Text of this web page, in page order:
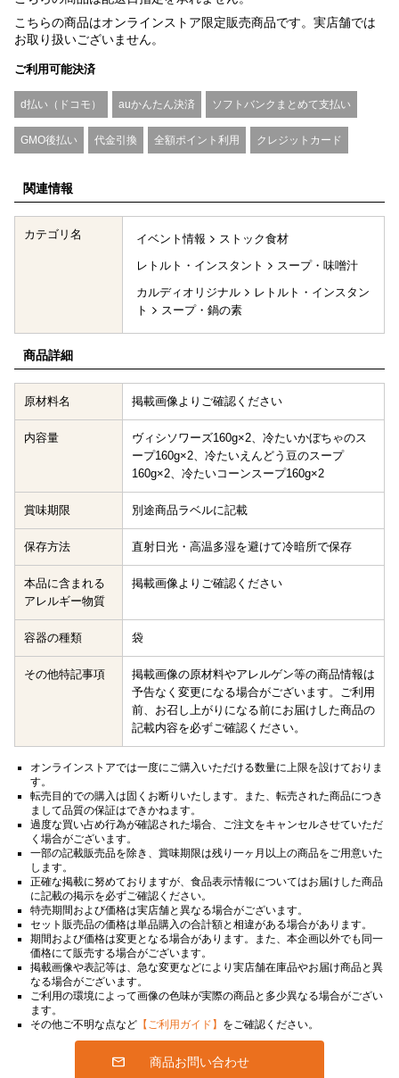
こちらの商品はオンラインストア限定販売商品です。実店舗では
お取り扱いございません。
ご利用可能決済
d払い（ドコモ） auかんたん決済 ソフトバンクまとめて支払い
GMO後払い 代金引換 全額ポイント利用 クレジットカード
関連情報
カテゴリ名 イベント情報
ストック食材
レトルト・インスタント
スープ・味噌汁
カルディオリジナル
レトルト・インスタン
ト
スープ・鍋の素
商品詳細
原材料名 掲載画像よりご確認ください
内容量
ヴィシソワーズ160g×2、冷たいかぼちゃのス
ープ160g×2、冷たいえんどう豆のスープ
160g×2、冷たいコーンスープ160g×2
賞味期限 別途商品ラベルに記載
保存方法 直射日光・高温多湿を避けて冷暗所で保存
本品に含まれる
アレルギー物質
掲載画像よりご確認ください
容器の種類 袋
その他特記事項
掲載画像の原材料やアレルゲン等の商品情報は
予告なく変更になる場合がございます。ご利用
前、お召し上がりになる前にお届けした商品の
記載内容を必ずご確認ください。
オンラインストアでは一度にご購入いただける数量に上限を設けておりま
す。
転売目的での購入は固くお断りいたします。また、転売された商品につき
まして品質の保証はできかねます。
過度な買い占め行為が確認された場合、ご注文をキャンセルさせていただ
く場合がございます。
一部の記載販売品を除き、賞味期限は残り一ヶ月以上の商品をご用意いた
します。
正確な掲載に努めておりますが、食品表示情報についてはお届けした商品
に記載の掲示を必ずご確認ください。
特売期間および価格は実店舗と異なる場合がございます。
セット販売品の価格は単品購入の合計額と相違がある場合があります。
期間および価格は変更となる場合があります。また、本企画以外でも同一
価格にて販売する場合がございます。
掲載画像や表記等は、急な変更などにより実店舗在庫品やお届け商品と異
なる場合がございます。
ご利用の環境によって画像の色味が実際の商品と多少異なる場合がござい
ます。
その他ご不明な点など 【ご利用ガイド】 をご確認ください。
商品お問い合わせ